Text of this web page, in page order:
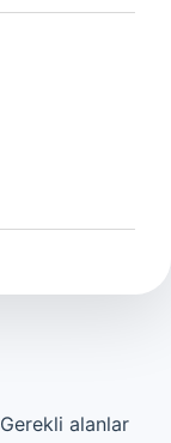
Gerekli alanlar